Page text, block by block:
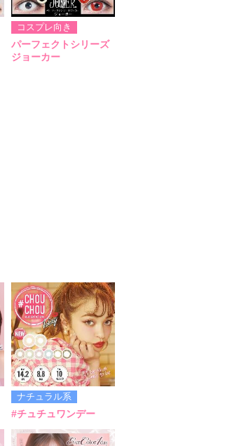
コスプレ向き
パーフェクトシリーズ
ジョーカー
ナチュラル系
#チュチュワンデー